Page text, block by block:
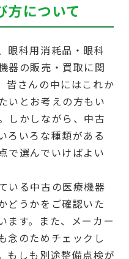
方について
眼科用消耗品・眼科
器の販売・買取に関
皆さんの中にはこれか
いとお考えの方もい
しかしながら、中古
ろいろな種類がある
で選んでいけばよい
いる中古の医療機器
どうかをご確認いた
ます。また、メーカー
念のためチェックし
もしも別途整備点検が